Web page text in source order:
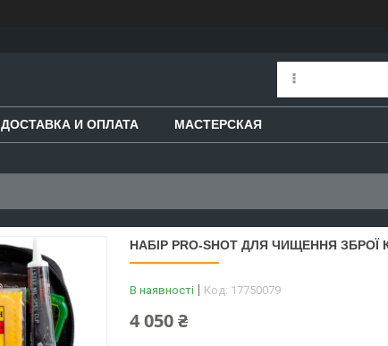
ДОСТАВКА И ОПЛАТА МАСТЕРСКАЯ
НАБІР PRO-SHOT ДЛЯ ЧИЩЕННЯ
В наявності Код: 17750079
4 050 ₴